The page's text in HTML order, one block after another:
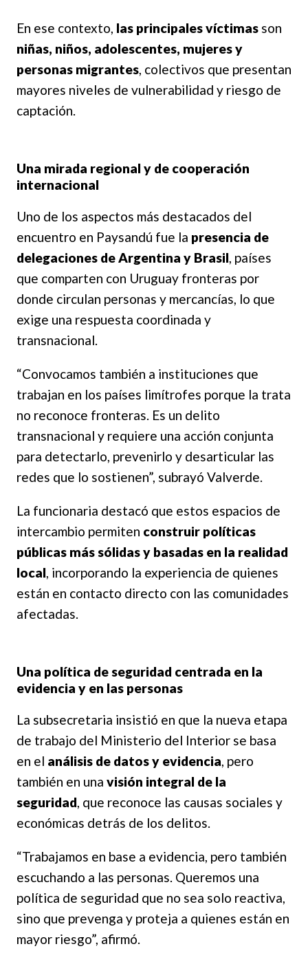
En ese contexto, las principales víctimas son
niñas, niños, adolescentes, mujeres y
personas migrantes, colectivos que presentan
mayores niveles de vulnerabilidad y riesgo de
captación.
Una mirada regional y de cooperación
internacional
Uno de los aspectos más destacados del
encuentro en Paysandú fue la presencia de
delegaciones de Argentina y Brasil, países
que comparten con Uruguay fronteras por
donde circulan personas y mercancías, lo que
exige una respuesta coordinada y
transnacional.
“Convocamos también a instituciones que
trabajan en los países limítrofes porque la trata
no reconoce fronteras. Es un delito
transnacional y requiere una acción conjunta
para detectarlo, prevenirlo y desarticular las
redes que lo sostienen”, subrayó Valverde.
La funcionaria destacó que estos espacios de
intercambio permiten construir políticas
públicas más sólidas y basadas en la realidad
local, incorporando la experiencia de quienes
están en contacto directo con las comunidades
afectadas.
Una política de seguridad centrada en la
evidencia y en las personas
La subsecretaria insistió en que la nueva etapa
de trabajo del Ministerio del Interior se basa
en el análisis de datos y evidencia, pero
también en una visión integral de la
seguridad, que reconoce las causas sociales y
económicas detrás de los delitos.
“Trabajamos en base a evidencia, pero también
escuchando a las personas. Queremos una
política de seguridad que no sea solo reactiva,
sino que prevenga y proteja a quienes están en
mayor riesgo”, afirmó.